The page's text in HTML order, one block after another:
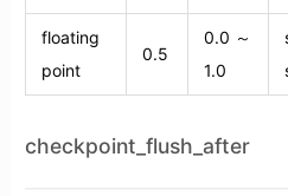
floating
point
0.5
0.0 ～
1.0
checkpoint_flush_after